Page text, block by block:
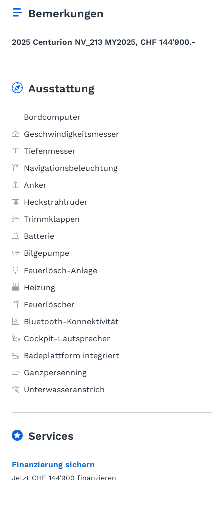
Bemerkungen
2025 Centurion NV_213 MY2025, CHF 144'900.-
Ausstattung
Bordcomputer
Geschwindigkeitsmesser
Tiefenmesser
Navigationsbeleuchtung
Anker
Heckstrahlruder
Trimmklappen
Batterie
Bilgepumpe
Feuerlösch-Anlage
Heizung
Feuerlöscher
Bluetooth-Konnektivität
Cockpit-Lautsprecher
Badeplattform integriert
Ganzpersenning
Unterwasseranstrich
Services
Finanzierung sichern
Jetzt CHF 144'900 finanzieren